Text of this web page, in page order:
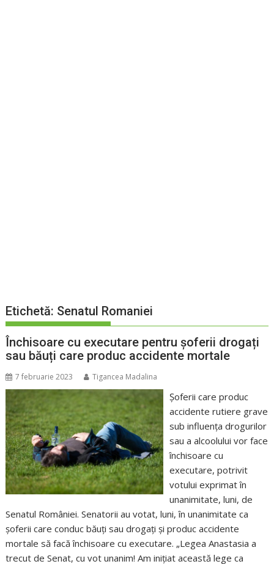
Etichetă: Senatul Romaniei
Închisoare cu executare pentru șoferii drogați
sau băuți care produc accidente mortale
7 februarie 2023 Tigancea Madalina
Șoferii care produc
accidente rutiere grave
sub influența drogurilor
sau a alcoolului vor face
închisoare cu
executare, potrivit
votului exprimat în
unanimitate, luni, de
Senatul României. Senatorii au votat, luni, în unanimitate ca
şoferii care conduc băuţi sau drogaţi şi produc accidente
mortale să facă închisoare cu executare. „Legea Anastasia a
trecut de Senat, cu vot unanim! Am inițiat această lege ca